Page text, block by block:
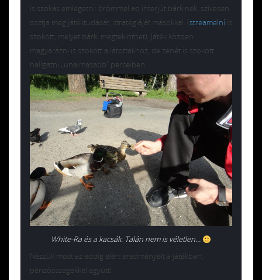
is szokás emlegetni: örömmel ad interjút bárkinek, szívesen
osztja meg játéktudását, stratégiáját másokkal. (streamelni is
szokott, melyet bárki megtekinthet). Játék közben
magyarázni is szokott a látottakhoz, de zenét is szokott
hallgatni „unalmasabb” perceiben.
White-Ra és a kacsák. Talán nem is véletlen…
Nézzük most az eddig elért eredményeit a játékban,
pénzösszegekkel együtt!